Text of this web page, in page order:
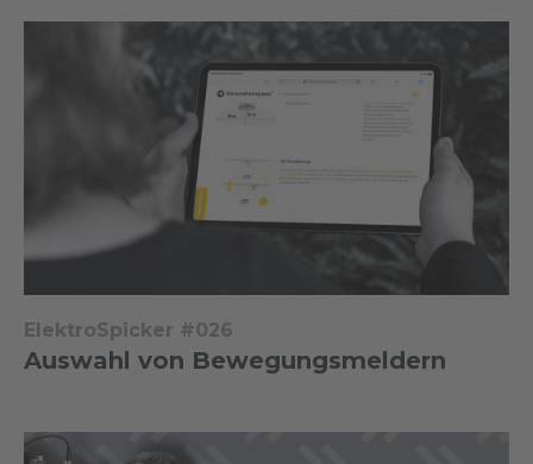
ElektroSpicker #026
Auswahl von Bewegungsmeldern